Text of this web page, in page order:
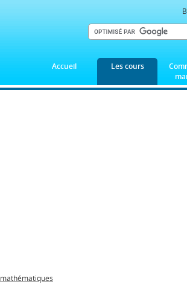
Accueil Les cours
mathématiques